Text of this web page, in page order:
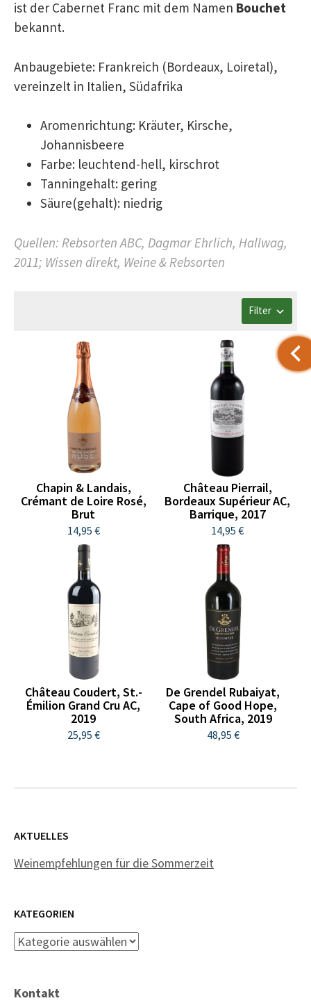
ist der Cabernet Franc mit dem Namen Bouchet
bekannt.
Anbaugebiete: Frankreich (Bordeaux, Loiretal),
vereinzelt in Italien, Südafrika
Aromenrichtung: Kräuter, Kirsche,
Johannisbeere
Farbe: leuchtend-hell, kirschrot
Tanningehalt: gering
Säure(gehalt): niedrig
Quellen: Rebsorten ABC, Dagmar Ehrlich, Hallwag,
2011; Wissen direkt, Weine & Rebsorten
Filter
Chapin & Landais,
Crémant de Loire Rosé,
Brut
14,95 €
Château Pierrail,
Bordeaux Supérieur AC,
Barrique, 2017
14,95 €
Château Coudert, St.-
Émilion Grand Cru AC,
2019
25,95 €
De Grendel Rubaiyat,
Cape of Good Hope,
South Africa, 2019
48,95 €
AKTUELLES
Weinempfehlungen für die Sommerzeit
KATEGORIEN
Kategorien
Kontakt